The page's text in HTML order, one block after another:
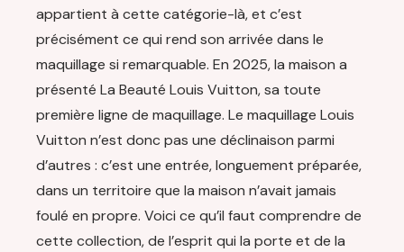
appartient à cette catégorie-là, et c’est
précisément ce qui rend son arrivée dans le
maquillage si remarquable. En 2025, la maison a
présenté La Beauté Louis Vuitton, sa toute
première ligne de maquillage. Le maquillage Louis
Vuitton n’est donc pas une déclinaison parmi
d’autres : c’est une entrée, longuement préparée,
dans un territoire que la maison n’avait jamais
foulé en propre. Voici ce qu’il faut comprendre de
cette collection, de l’esprit qui la porte et de la